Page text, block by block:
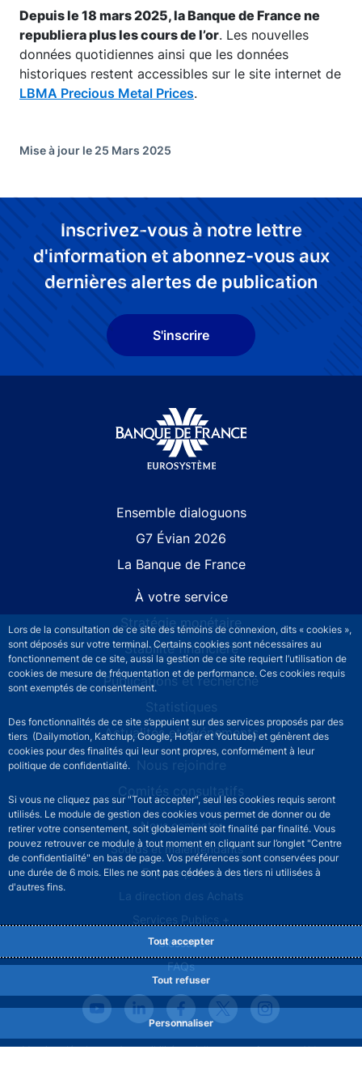
Lors de la consultation de ce site des témoins de connexion, dits « cookies »,
sont déposés sur votre terminal. Certains cookies sont nécessaires au
fonctionnement de ce site, aussi la gestion de ce site requiert l’utilisation de
cookies de mesure de fréquentation et de performance. Ces cookies requis
sont exemptés de consentement.
Des fonctionnalités de ce site s’appuient sur des services proposés par des
tiers (Dailymotion, Katchup, Google, Hotjar et Youtube) et génèrent des
cookies pour des finalités qui leur sont propres, conformément à leur
politique de confidentialité.
Si vous ne cliquez pas sur "Tout accepter", seul les cookies requis seront
utilisés. Le module de gestion des cookies vous permet de donner ou de
retirer votre consentement, soit globalement soit finalité par finalité. Vous
pouvez retrouver ce module à tout moment en cliquant sur l’onglet "Centre
de confidentialité" en bas de page. Vos préférences sont conservées pour
une durée de 6 mois. Elles ne sont pas cédées à des tiers ni utilisées à
d'autres fins.
Tout accepter
Tout refuser
Personnaliser
Depuis le 18 mars 2025, la Banque de France ne
republiera plus les cours de l’or. Les nouvelles
données quotidiennes ainsi que les données
historiques restent accessibles sur le site internet de
LBMA Precious Metal Prices.
Mise à jour le 25 Mars 2025
Inscrivez-vous à notre lettre
d'information et abonnez-vous aux
dernières alertes de publication
S'inscrire
Ensemble dialoguons
G7 Évian 2026
La Banque de France
À votre service
Stratégie monétaire
Stabilité financière
Publications et recherche
Statistiques
Actualités et événements
Nous rejoindre
Comités consultatifs
Footer secondary menuNous contacter
Sourds et malentendants
Espace presse
La direction des Achats
Services Publics +
Glossaire
FAQs
Footer legal notice menu
Mentions légales Accessibilité partiellement conforme
Aide